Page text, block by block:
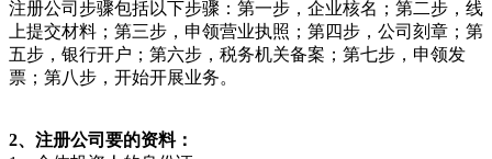
注册公司步骤包括以下步骤：第一步，企业核名；第二步，线
上提交材料；第三步，申领营业执照；第四步，公司刻章；第
五步，银行开户；第六步，税务机关备案；第七步，申领发
票；第八步，开始开展业务。
2、注册公司要的资料：